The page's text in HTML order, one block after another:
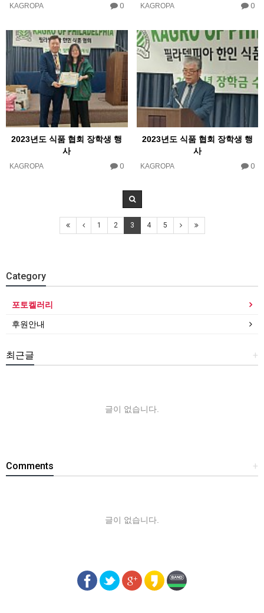
KAGROPA 0 KAGROPA 0
2023년도 식품 협회 장학생 행
사
KAGROPA 0
2023년도 식품 협회 장학생 행
사
KAGROPA 0
1 2 3 4 5
Category
포토켈러리
후원안내
+
최근글
글이 없습니다.
+
Comments
글이 없습니다.